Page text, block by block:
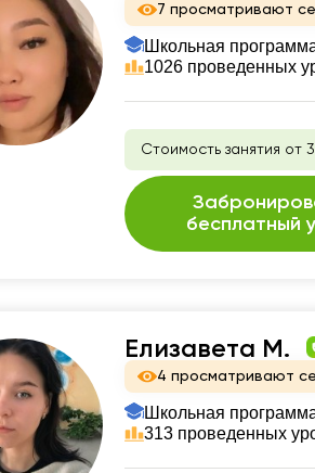
7 просматривают
Школьная
1026 проведенных
Стоимость занятия от
бесплатный
Елизавета М.
4 просматривают
Школьная
313 проведенных